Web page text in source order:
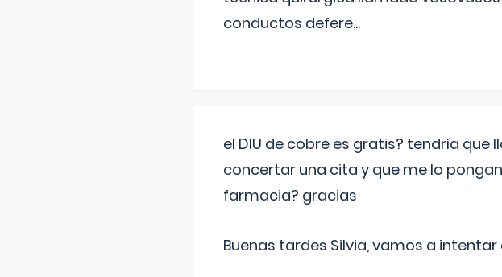
conductos defere...
el DIU de cobre es gratis? tendría
concertar una cita y que me lo
farmacia? gracias
Buenas tardes Silvia, vamos a